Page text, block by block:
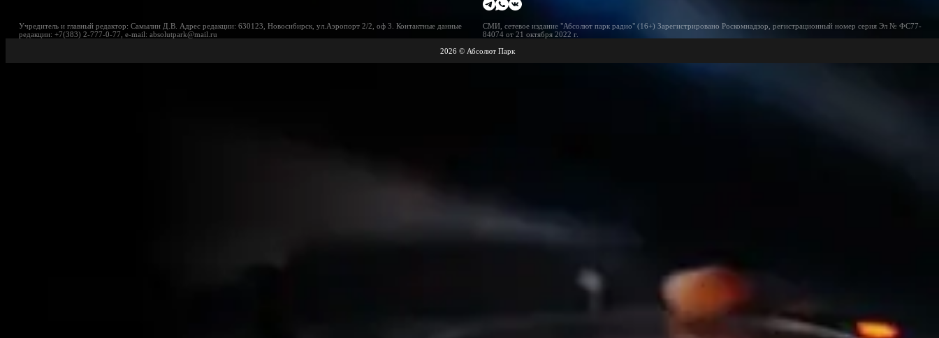
Учредитель и главный редактор: Самылин Д.В. Адрес редакции: 630123, Новосибирск, ул.Аэропорт 2/2, оф 3. Контактные данные
редакции: +7(383) 2-777-0-77, e-mail: absolutpark@mail.ru
СМИ, сетевое издание "Абсолют парк радио" (16+) Зарегистрировано Роскомнадзор, регистрационный номер серия Эл № ФС77-
84074 от 21 октября 2022 г.
2026 © Абсолют Парк